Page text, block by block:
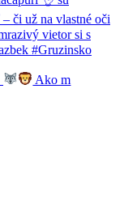
Ako m